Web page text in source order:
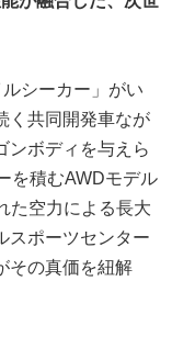
シーカー」がい
く共同開発車なが
ンボディを与えら
を積むAWDモデル
た空力による長大
スポーツセンター
その真価を紐解